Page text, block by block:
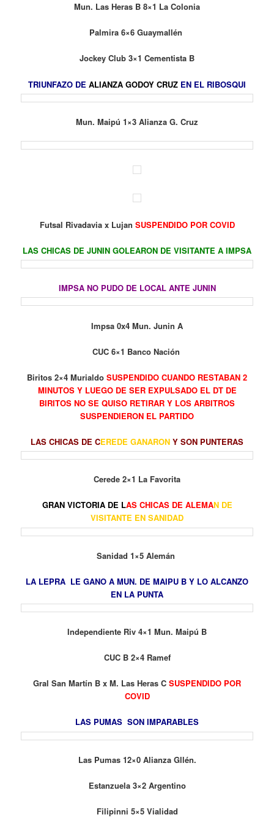
Mun. Las Heras B 8×1 La Colonia
Palmira 6×6 Guaymallén
Jockey Club 3×1 Cementista B
TRIUNFAZO DE ALIANZA GODOY CRUZ EN EL RIBOSQUI
Mun. Maipú 1×3 Alianza G. Cruz
Futsal Rivadavia x Lujan SUSPENDIDO POR COVID
LAS CHICAS DE JUNIN GOLEARON DE VISITANTE A IMPSA
IMPSA NO PUDO DE LOCAL ANTE JUNIN
Impsa 0x4 Mun. Junin A
CUC 6×1 Banco Nación
Biritos 2×4 Murialdo SUSPENDIDO CUANDO RESTABAN 2
MINUTOS Y LUEGO DE SER EXPULSADO EL DT DE
BIRITOS NO SE QUISO RETIRAR Y LOS ARBITROS
SUSPENDIERON EL PARTIDO
LAS CHICAS DE CEREDE GANARON Y SON PUNTERAS
Cerede 2×1 La Favorita
GRAN VICTORIA DE LAS CHICAS DE ALEMAN DE
VISITANTE EN SANIDAD
Sanidad 1×5 Alemán
LA LEPRA LE GANO A MUN. DE MAIPU B Y LO ALCANZO
EN LA PUNTA
Independiente Riv 4×1 Mun. Maipú B
CUC B 2×4 Ramef
Gral San Martín B x M. Las Heras C SUSPENDIDO POR
COVID
LAS PUMAS SON IMPARABLES
Las Pumas 12×0 Alianza Gllén.
Estanzuela 3×2 Argentino
Filipinni 5×5 Vialidad